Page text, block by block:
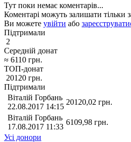
Тут поки немає коментарів...
Коментарі можуть залишати тільки
Ви можете увійти або
Підтримали
2
Середній донат
≈ 6110 грн.
ТОП-донат
20120 грн.
Підтримали
Віталій Горбань
22.08.2017 14:15
20120,02 грн.
Віталій Горбань
17.08.2017 11:33
6109,98 грн.
Усі донори